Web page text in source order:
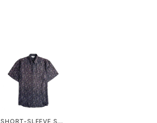
SHORT-SLEEVE SHI